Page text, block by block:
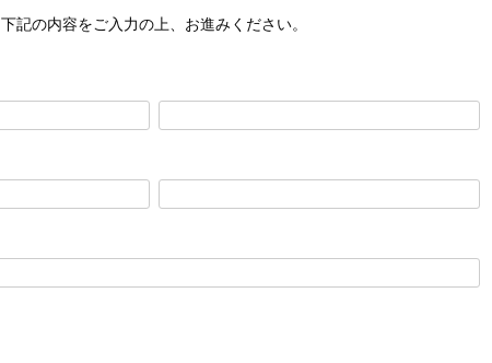
下記の内容をご入力の上、お進みください。